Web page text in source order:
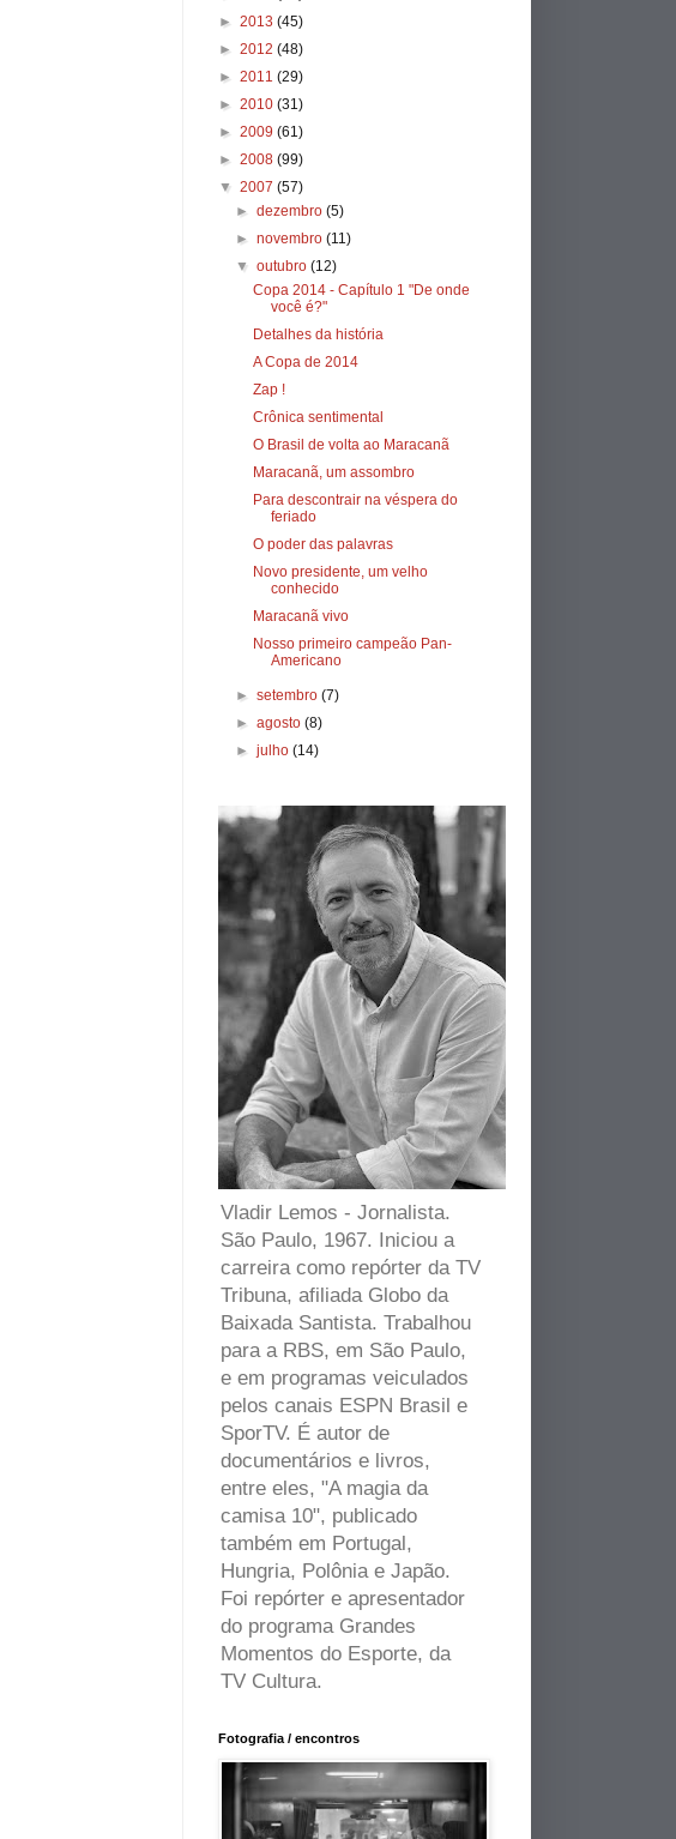
► 2013 (45)
► 2012 (48)
► 2011 (29)
► 2010 (31)
► 2009 (61)
► 2008 (99)
▼ 2007 (57)
► dezembro (5)
► novembro (11)
▼ outubro (12)
Copa 2014 - Capítulo 1 "De onde
você é?"
Detalhes da história
A Copa de 2014
Zap !
Crônica sentimental
O Brasil de volta ao Maracanã
Maracanã, um assombro
Para descontrair na véspera do
feriado
O poder das palavras
Novo presidente, um velho
conhecido
Maracanã vivo
Nosso primeiro campeão Pan-
Americano
► setembro (7)
► agosto (8)
► julho (14)
Vladir Lemos - Jornalista.
São Paulo, 1967. Iniciou a
carreira como repórter da TV
Tribuna, afiliada Globo da
Baixada Santista. Trabalhou
para a RBS, em São Paulo,
e em programas veiculados
pelos canais ESPN Brasil e
SporTV. É autor de
documentários e livros,
entre eles, "A magia da
camisa 10", publicado
também em Portugal,
Hungria, Polônia e Japão.
Foi repórter e apresentador
do programa Grandes
Momentos do Esporte, da
TV Cultura.
Fotografia / encontros